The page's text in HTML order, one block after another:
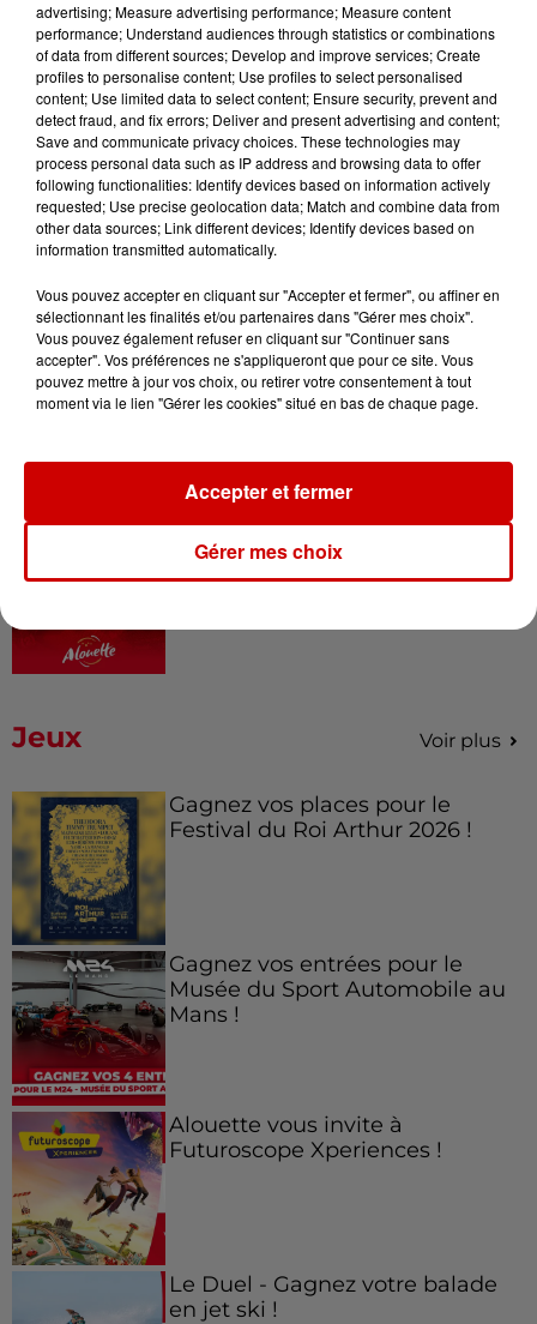
5 août 2026
Deux-Sèvres : grave accident
entre une voiture et un minibus
5 août 2026
Violences conjugales : le chef
Jean Imbert (Top Chef) rattrapé
par...
5 août 2026
"Attention au démarchage
5 août 2026
À LA UNE : incendie à La
Rochelle, mégaferme de
Jeux Voir plus
Gagnez vos places pour le
Festival du Roi Arthur 2026 !
Gagnez vos entrées pour le
Musée du Sport Automobile au
Mans !
Alouette vous invite à
Futuroscope Xperiences !
Le Duel - Gagnez votre balade
en jet ski !
advertising; Measure advertising performance; Measure content
performance; Understand audiences through statistics or combinations
of data from different sources; Develop and improve services; Create
profiles to personalise content; Use profiles to select personalised
content; Use limited data to select content; Ensure security, prevent and
detect fraud, and fix errors; Deliver and present advertising and content;
Save and communicate privacy choices. These technologies may
process personal data such as IP address and browsing data to offer
following functionalities: Identify devices based on information actively
requested; Use precise geolocation data; Match and combine data from
other data sources; Link different devices; Identify devices based on
information transmitted automatically.
Vous pouvez accepter en cliquant sur "Accepter et fermer", ou affiner en
sélectionnant les finalités et/ou partenaires dans "Gérer mes choix".
Vous pouvez également refuser en cliquant sur "Continuer sans
accepter". Vos préférences ne s'appliqueront que pour ce site. Vous
pouvez mettre à jour vos choix, ou retirer votre consentement à tout
moment via le lien "Gérer les cookies" situé en bas de chaque page.
Gérer mes choix
Accepter et fermer